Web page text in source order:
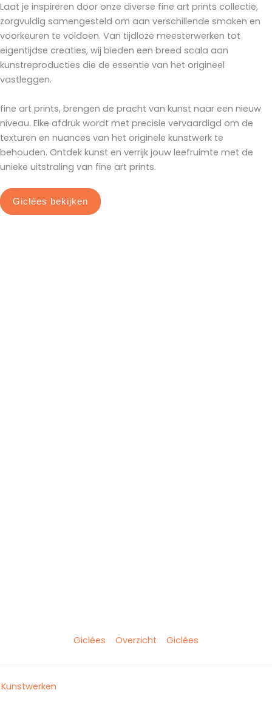
Laat je inspireren door onze diverse fine art prints collectie,
zorgvuldig samengesteld om aan verschillende smaken en
voorkeuren te voldoen. Van tijdloze meesterwerken tot
eigentijdse creaties, wij bieden een breed scala aan
kunstreproducties die de essentie van het origineel
vastleggen.
fine art prints, brengen de pracht van kunst naar een nieuw
niveau. Elke afdruk wordt met precisie vervaardigd om de
texturen en nuances van het originele kunstwerk te
behouden. Ontdek kunst en verrijk jouw leefruimte met de
unieke uitstraling van fine art prints.
Giclées bekijken
Giclées Overzicht Giclées
Kunstwerken